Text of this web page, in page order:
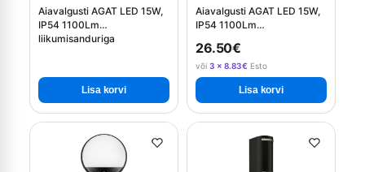
Aiavalgusti AGAT LED 15W,
IP54 1100Lm
liikumisanduriga
Lisa korvi
Aiavalgusti AGAT LED 15W,
IP54 1100Lm
26.50€
või 3 × 8.83€ Esto
Lisa korvi